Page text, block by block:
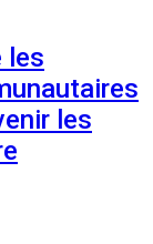
les
les